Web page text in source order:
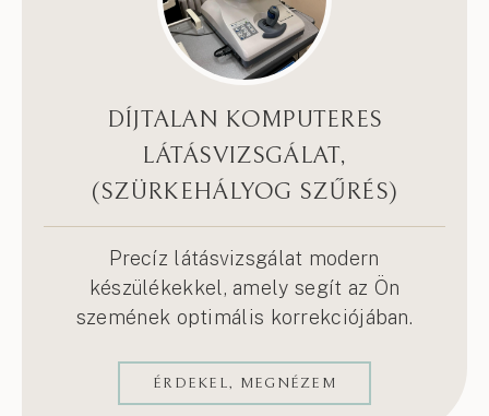
DÍJTALAN KOMPUTERES
LÁTÁSVIZSGÁLAT,
(SZÜRKEHÁLYOG SZŰRÉS)
Precíz látásvizsgálat modern
készülékekkel, amely segít az Ön
szemének optimális korrekciójában.
ÉRDEKEL, MEGNÉZEM